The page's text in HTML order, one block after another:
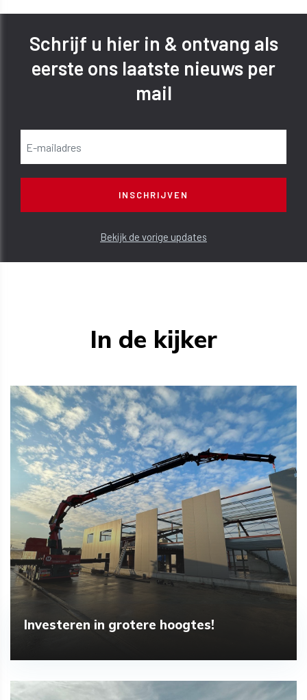
SHARESchrijf u hier in & ontvang als
eerste ons laatste nieuws per
mail
Bekijk de vorige updates
In de kijker
Investeren in grotere hoogtes!